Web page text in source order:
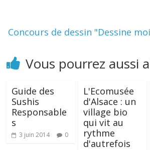
Concours de dessin "Dessine
Vous pourrez aussi
Guide des
Sushis
Responsable
s
3 juin 2014 0
L'Ecomusée
d'Alsace : un
village bio
qui vit au
rythme
d'autrefois